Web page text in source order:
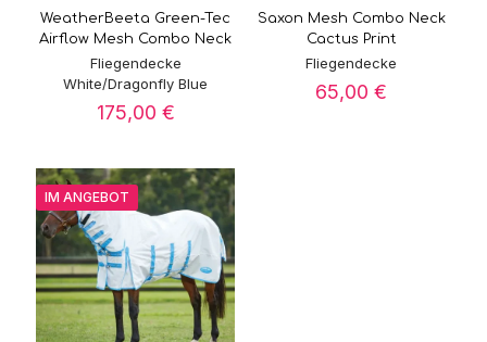
WeatherBeeta Green-Tec
Airflow Mesh Combo Neck
Fliegendecke
White/Dragonfly Blue
175,00 €
Saxon Mesh Combo Neck
Cactus Print
Fliegendecke
65,00€
IM ANGEBOT